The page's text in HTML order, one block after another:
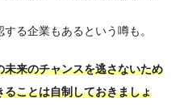
る企業もあるという噂も。
未来のチャンスを逃さないため
ことは自制しておきましょ